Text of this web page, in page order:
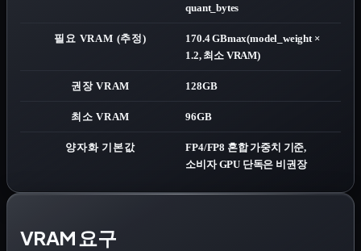
quant_bytes
필요 VRAM (추정) 170.4 GBmax(model_weight ×
1.2, 최소 VRAM)
권장 VRAM 128GB
최소 VRAM 96GB
양자화 기본값
FP4/FP8 혼합 가중치 기준,
소비자 GPU 단독은 비권장
VRAM 요구